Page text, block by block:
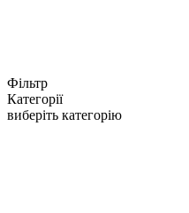
Фільтр
Категорії
виберіть категорію